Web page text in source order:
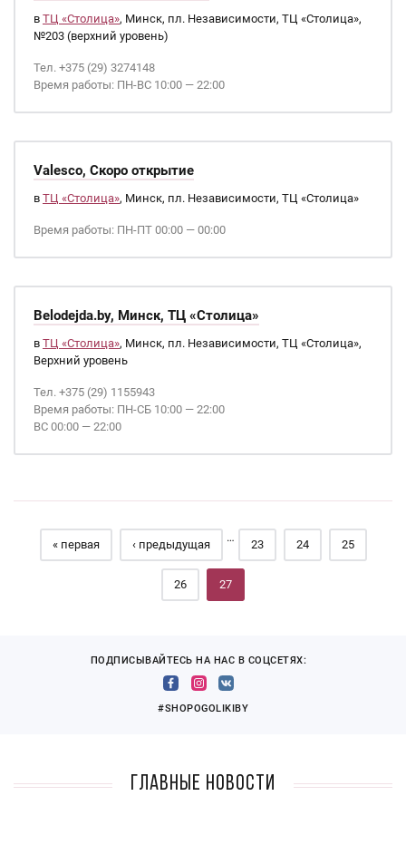
в ТЦ «Столица», Минск, пл. Независимости, ТЦ «Столица»,
№203 (верхний уровень)
Тел. +375 (29) 3274148
Время работы: ПН-ВС 10:00 — 22:00
Valesco, Скоро открытие
в ТЦ «Столица», Минск, пл. Независимости, ТЦ «Столица»
Время работы: ПН-ПТ 00:00 — 00:00
Belodejda.by, Минск, ТЦ «Столица»
в ТЦ «Столица», Минск, пл. Независимости, ТЦ «Столица»,
Верхний уровень
Тел. +375 (29) 1155943
Время работы: ПН-СБ 10:00 — 22:00
ВС 00:00 — 22:00
Страницы
« первая ‹ предыдущая
…
23 24 25
26 27
ПОДПИСЫВАЙТЕСЬ НА НАС В СОЦСЕТЯХ:
#SHOPOGOLIKIBY
Главные новости